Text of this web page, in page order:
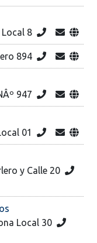
8
894
947
01
y Calle 20
Local 30